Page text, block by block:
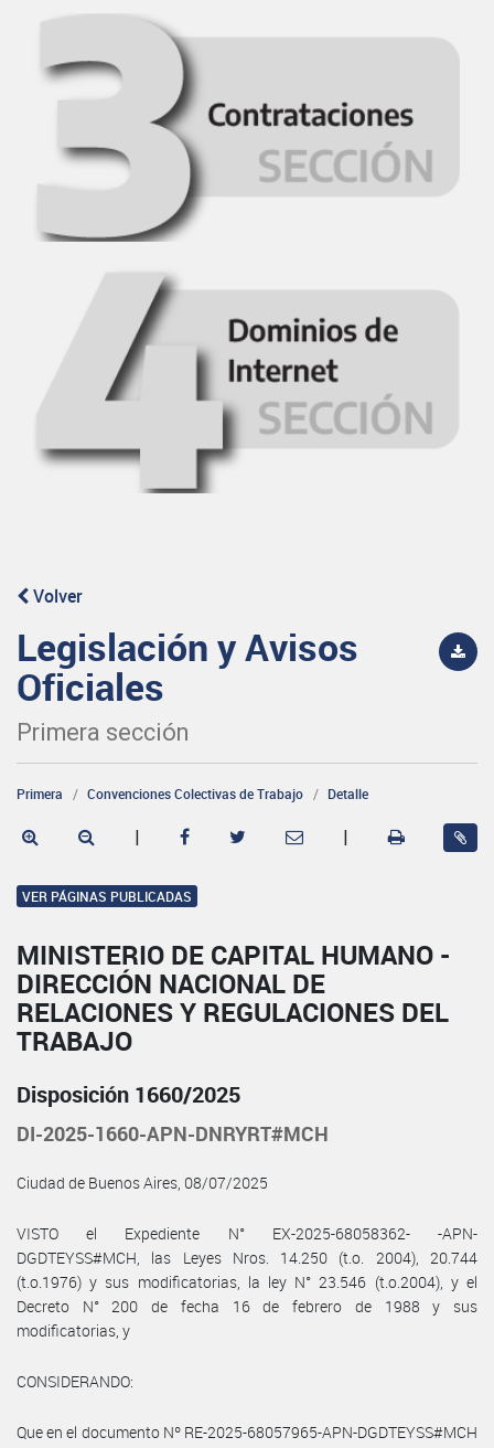
Volver
Legislación y Avisos
Oficiales
Primera sección
Primera Convenciones Colectivas de Trabajo Detalle
| |
VER PÁGINAS PUBLICADAS
MINISTERIO DE CAPITAL HUMANO -
DIRECCIÓN NACIONAL DE
RELACIONES Y REGULACIONES DEL
TRABAJO
Disposición 1660/2025
DI-2025-1660-APN-DNRYRT#MCH
Ciudad de Buenos Aires, 08/07/2025
VISTO el Expediente N° EX-2025-68058362- -APN-
DGDTEYSS#MCH, las Leyes Nros. 14.250 (t.o. 2004), 20.744
(t.o.1976) y sus modificatorias, la ley N° 23.546 (t.o.2004), y el
Decreto N° 200 de fecha 16 de febrero de 1988 y sus
modificatorias, y
CONSIDERANDO:
Que en el documento Nº RE-2025-68057965-APN-DGDTEYSS#MCH